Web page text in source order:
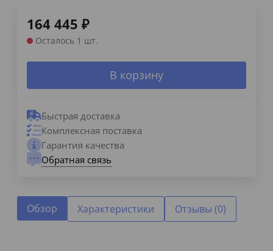
164 445 ₽
Осталось 1 шт.
В корзину
Быстрая доставка
Комплексная поставка
Гарантия качества
Обратная связь
Обзор Характеристики Отзывы (0)